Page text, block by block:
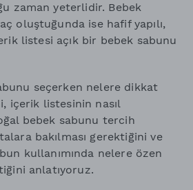
zaman yeterlidir. Bebek
oluştuğunda ise hafif yapılı,
listesi açık bir bebek sabunu
seçerken nelere dikkat
içerik listesinin nasıl
bebek sabunu tercih
bakılması gerektiğini ve
kullanımında nelere özen
anlatıyoruz.